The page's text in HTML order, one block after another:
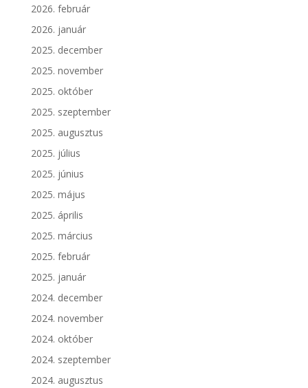
2026. február
2026. január
2025. december
2025. november
2025. október
2025. szeptember
2025. augusztus
2025. július
2025. június
2025. május
2025. április
2025. március
2025. február
2025. január
2024. december
2024. november
2024. október
2024. szeptember
2024. augusztus